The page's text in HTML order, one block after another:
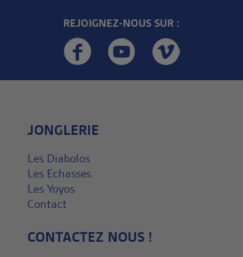
REJOIGNEZ-NOUS SUR :
JONGLERIE
Les Diabolos
Les Echasses
Les Yoyos
Contact
CONTACTEZ NOUS !